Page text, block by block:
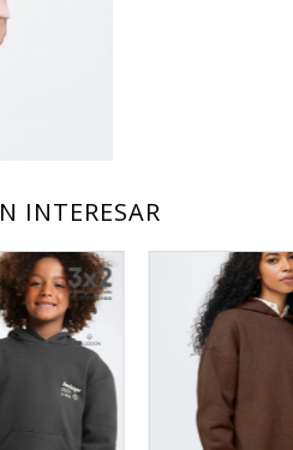
INTERESAR